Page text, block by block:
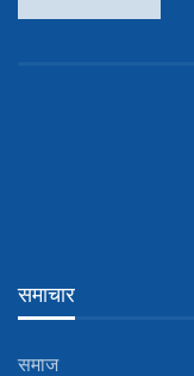
समाचार
समाज